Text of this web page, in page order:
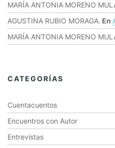
MARÍA ANTONIA MORENO
AGUSTINA RUBIO MORAGA. En
MARÍA ANTONIA MORENO
CATEGORÍAS
Cuentacuentos
Encuentros con Autor
Entrevistas